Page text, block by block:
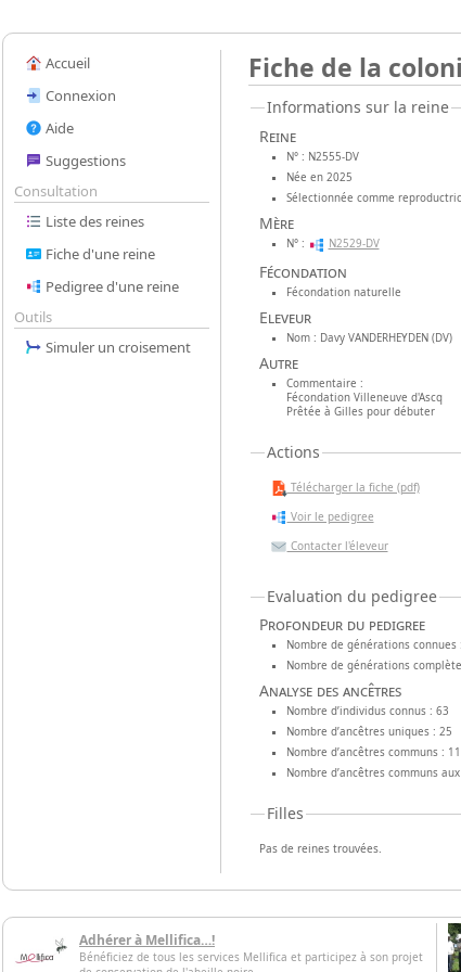
Accueil
Connexion
Aide
Suggestions
Consultation
Liste des reines
Fiche d'une reine
Pedigree d'une reine
Outils
Simuler un croisement
Fiche de la
Informations sur la reine
Reine
N° : N2555-DV
Née en 2025
Sélectionnée comme
Mère
N° : N2529-DV
Fécondation
Fécondation naturelle
Eleveur
Nom : Davy VANDERHEYDEN (DV)
Autre
Commentaire :
Fécondation Villeneuve d'Ascq
Prêtée à Gilles pour débuter
Actions
Télécharger la fiche (pdf)
Voir le pedigree
Contacter l'éleveur
Evaluation du pedigree
Profondeur du pedigree
Nombre de générations connues
Nombre de générations
Analyse des ancêtres
Nombre d’individus connus : 63
Nombre d’ancêtres uniques : 25
Nombre d’ancêtres communs : 11
Nombre d’ancêtres communs
Filles
Pas de reines trouvées.
Adhérer à Mellifica…!
Bénéficiez de tous les services Mellifica et participez à son projet